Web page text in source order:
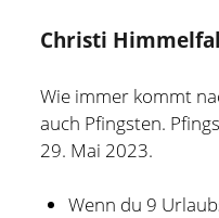
Christi
Wie immer kommt
auch Pfingsten.
29. Mai 2023.
Wenn du 9